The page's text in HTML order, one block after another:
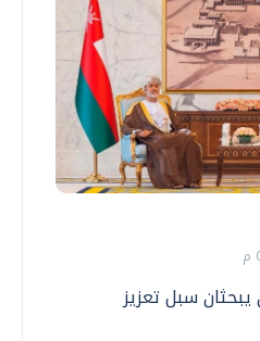
سبل تعزيز